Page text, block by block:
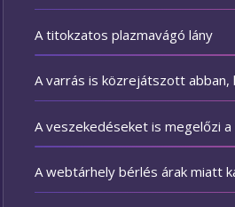
A titokzatos plazmavágó lány
A varrás is közrejátszott abban,
A veszekedéseket is megelőzi a
A webtárhely bérlés árak miatt